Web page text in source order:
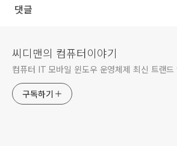
댓글
씨디맨의 컴퓨터이야기
컴퓨터 IT 모바일 윈도우 운영체제 최신 트랜드
구독하기